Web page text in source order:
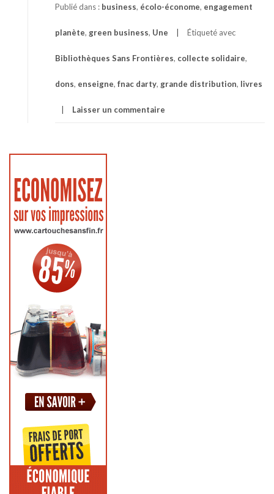
Publié dans : business, écolo-économe, engagement
planète, green business, Une Étiqueté avec
Bibliothèques Sans Frontières, collecte solidaire,
dons, enseigne, fnac darty, grande distribution, livres
Laisser un commentaire